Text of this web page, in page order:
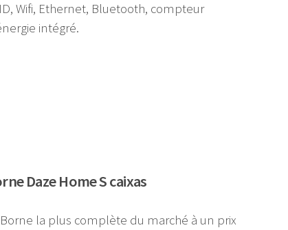
Wifi, Ethernet, Bluetooth, compteur
intégré.
Daze Home S caixas
Borne la plus complète du marché à un prix